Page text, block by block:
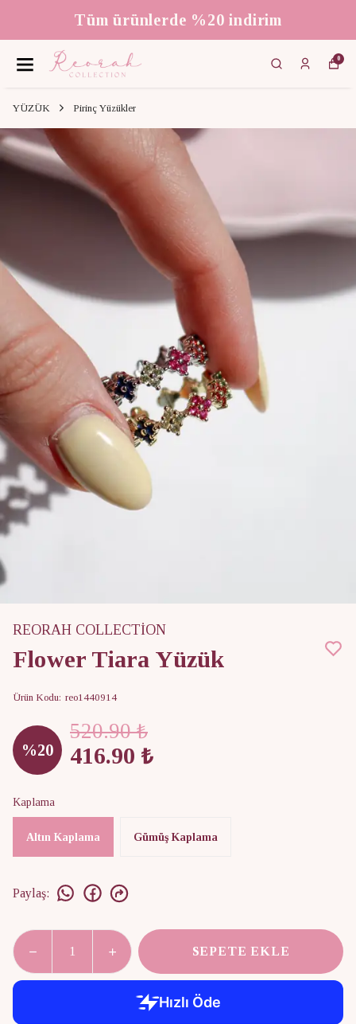
Tüm ürünlerde %20 indirim
0
YÜZÜK Pirinç Yüzükler
REORAH COLLECTİON
Flower Tiara Yüzük
Ürün Kodu: reo1440914
%20
520.90 ₺
416.90 ₺
Kaplama
Altın Kaplama Gümüş Kaplama
Paylaş:
SEPETE EKLE